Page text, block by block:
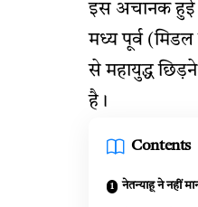
इस अचानक हुई
मध्य पूर्व
से महायुद्ध
है।
Contents
नेतन्याहू ने नहीं